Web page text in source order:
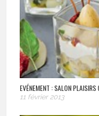
EVÉNEMENT : SALON
11 février 2013